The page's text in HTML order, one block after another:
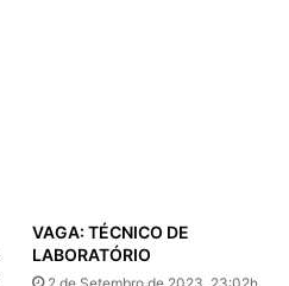
VAGA: TÉCNICO DE
LABORATÓRIO